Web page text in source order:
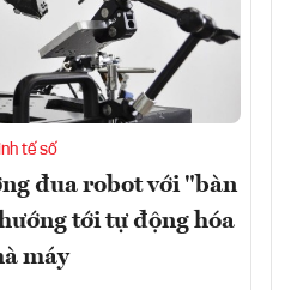
tế số
đua robot với "bàn
tới tự động hóa
máy